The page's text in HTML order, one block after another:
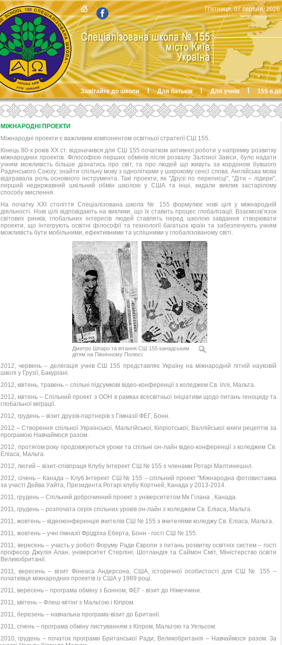
П'ятниця, 07 серпня, 2026
Завітайте до школи Для батьків Для учнів 155 в дії
МІЖНАРОДНІ ПРОЕКТИ
Міжнародні проекти є важливим компонентом освітньої стратегії СШ 155.
Кінець 80-х років XX ст. відзначився для СШ 155 початком активної роботи у напрямку розвитку
міжнародних проектів. Філософією перших обмінів після розвалу Залізної Завіси, було надати
учням можливість більше дізнатись про світ, та про людей що живуть за кордоном бувшого
Радянського Союзу; знайти спільну мову з однолітками у широкому сенсі слова. Англійська мова
відігравала роль основного інструмента. Такі проекти, як "Друзі по переписці", "Діти – лідери",
перший недержавний шкільний обмін школою у США та інші, кидали виклик застарілому
способу мислення.
На початку XXI століття Спеціалізована школа № 155 формулює нові цілі у міжнародній
діяльності. Нові цілі відповідають на виклики, що їх ставить процес глобалізації. Взаємозв’язок
світових ринків, глобальних інтересів людей ставлять перед школою завдання створювати
проекти, що інтегрують освітні філософії та технології багатьох країн та забезпечують учням
можливість бути мобільними, ефективними та успішними у глобалізованому світі.
Дмитро Шпаро та вітання СШ 155 канадським
дітям на Північному Полюсі.
2012, червень – делегація учнів СШ 155 представляє Україну на міжнародній літній науковій
школі у Грузії, Бакуріані.
2012, квітень, травень – спільні підсумкові відео-конференції з коледжем Св. Іллі, Мальта.
2012, квітень – Спільний проект з ООН в рамках всесвітньої ініціативи щодо питань геноциду та
глобальної міграції.
2012, грудень – візит друзів-партнерів з Гімназії ФЕГ, Бонн.
2012 – Створення спільної Української, Мальтійської, Кіпріотської, Валлійської книги рецептів за
програмою Навчаймося разом.
2012, протягом року продовжуються уроки та спільні он-лайн відео-конференції з коледжем Св.
Еліаса, Мальта.
2012, лютий – візит-співпраця Клубу Інтерект СШ № 155 з членами Ротарі Малтинешнл.
2012, січень – Канада – Клуб Інтерект СШ № 155 – спільний проект "Міжнародна фотовиставка
за участі Дейва Уайта, Президента Ротарі клубу Кортней, Канада у 2013-2014.
2011, грудень – Спільний доброчинний проект з університетом Мк Гілана , Канада.
2011, грудень – розпочата серія спільних уроків он-лайн з коледжем Св. Еліаса, Мальта.
2011, жовтень – відеоконференція вчителів СШ № 155 з вчителями коледжу Св. Еліаса, Мальта.
2011, жовтень – учні гімназії Фрідріха Еберта, Бонн - гості СШ № 155.
2011, вересень – участь у роботі Форуму Ради Європи з питань розвитку освітніх систем – гості
професор Джулія Алан, університет Стерлінг, Шотландія та Саймон Сміт, Міністерство освіти
Великобританії.
2011, вересень – візит Фінеаса Андерсона, США, історичної особистості для СШ № 155 –
початківця міжнародних проектів із США у 1989 році.
2011, вересень – програма обміну з Бонном, ФЕГ - візит до Німеччини.
2011, квітень – Флеш-мітінг з Мальтою і Кіпром.
2011, березень – навчальна програма-візит до Британії.
2011, січень – програма обміну листуванням з Кіпром, Мальтою та Уельсом.
2010, грудень – початок програми Британської Ради, Великобританія – Навчаймося разом. За